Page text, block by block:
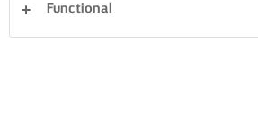
Functional